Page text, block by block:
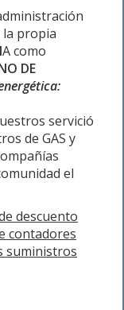
la propia
A como
DE
servició
de GAS y
el
descuento
contadores
suministros